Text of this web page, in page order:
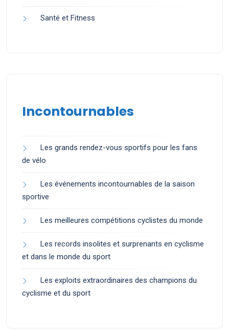
Santé et Fitness
Incontournables
Les grands rendez-vous sportifs pour les fans
de vélo
Les événements incontournables de la saison
sportive
Les meilleures compétitions cyclistes du monde
Les records insolites et surprenants en cyclisme
et dans le monde du sport
Les exploits extraordinaires des champions du
cyclisme et du sport